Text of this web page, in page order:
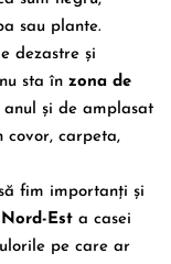
sau plante.
dezastre și
sta în zona de
și de amplasat
covor, carpeta,
fim importanți și
Est a casei
pe care ar